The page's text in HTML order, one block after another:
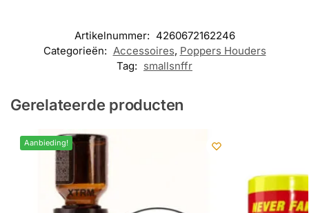
Artikelnummer: 4260672162246
Categorieën: Accessoires, Poppers Houders
Tag: smallsnffr
Gerelateerde producten
Aanbieding!